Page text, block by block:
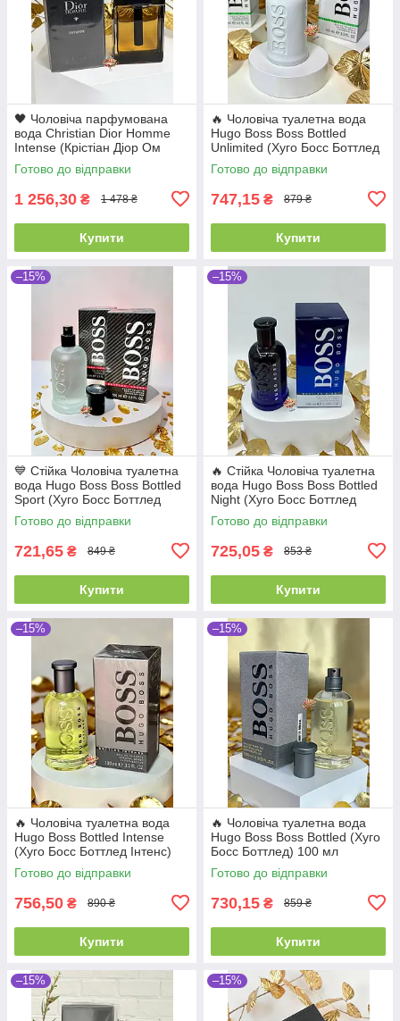
🖤 Чоловіча парфумована
вода Christian Dior Homme
Intense (Крістіан Діор Ом
Інтенс) 100 мл Деревинні
Квіткові Стійкі Шлейфові
Готово до відправки
1 256,30 ₴ 1 478 ₴
Купити
🔥 Чоловіча туалетна вода
Hugo Boss Boss Bottled
Unlimited (Хуго Босс Боттлед
Анлімітед) 100 мл Стійкі
Шлейфові Свіжі | Грейпфрут
Готово до відправки
747,15 ₴ 879 ₴
Купити
–15%
💙 Стійка Чоловіча туалетна
вода Hugo Boss Boss Bottled
Sport (Хуго Босс Боттлед
Спорт) 100 мл Деревні Свіжі
Спортивні Шлейфові
Готово до відправки
721,65 ₴ 849 ₴
Купити
–15%
🔥 Стійка Чоловіча туалетна
вода Hugo Boss Boss Bottled
Night (Хуго Босс Боттлед
Найт) 100 мл Деревні
Фужерні Пряні Шлейфові
Готово до відправки
725,05 ₴ 853 ₴
Купити
–15%
🔥 Чоловіча туалетна вода
Hugo Boss Bottled Intense
(Хуго Босс Боттлед Інтенс)
100 мл Деревні Пряні
Фруктові Стійкі Шлейфові
Готово до відправки
756,50 ₴ 890 ₴
Купити
–15%
🔥 Чоловіча туалетна вода
Hugo Boss Boss Bottled (Хуго
Босс Боттлед) 100 мл
Деревні Пряні Свіжі Стійкі
Шлейфові | Цитрус
Готово до відправки
730,15 ₴ 859 ₴
Купити
–15% –15%